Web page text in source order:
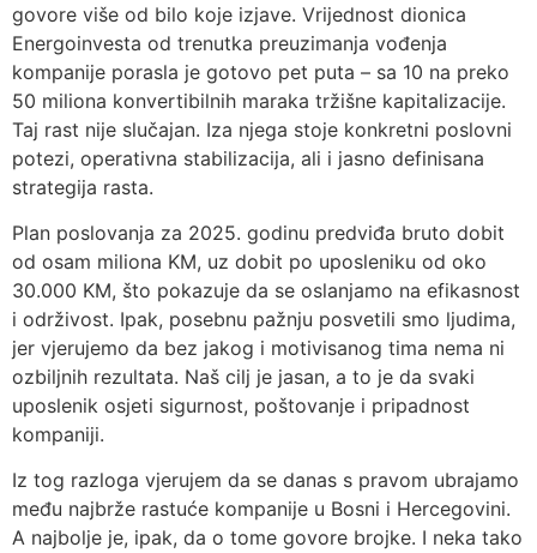
govore više od bilo koje izjave. Vrijednost dionica
Energoinvesta od trenutka preuzimanja vođenja
kompanije porasla je gotovo pet puta – sa 10 na preko
50 miliona konvertibilnih maraka tržišne kapitalizacije.
Taj rast nije slučajan. Iza njega stoje konkretni poslovni
potezi, operativna stabilizacija, ali i jasno definisana
strategija rasta.
Plan poslovanja za 2025. godinu predviđa bruto dobit
od osam miliona KM, uz dobit po uposleniku od oko
30.000 KM, što pokazuje da se oslanjamo na efikasnost
i održivost. Ipak, posebnu pažnju posvetili smo ljudima,
jer vjerujemo da bez jakog i motivisanog tima nema ni
ozbiljnih rezultata. Naš cilj je jasan, a to je da svaki
uposlenik osjeti sigurnost, poštovanje i pripadnost
kompaniji.
Iz tog razloga vjerujem da se danas s pravom ubrajamo
među najbrže rastuće kompanije u Bosni i Hercegovini.
A najbolje je, ipak, da o tome govore brojke. I neka tako